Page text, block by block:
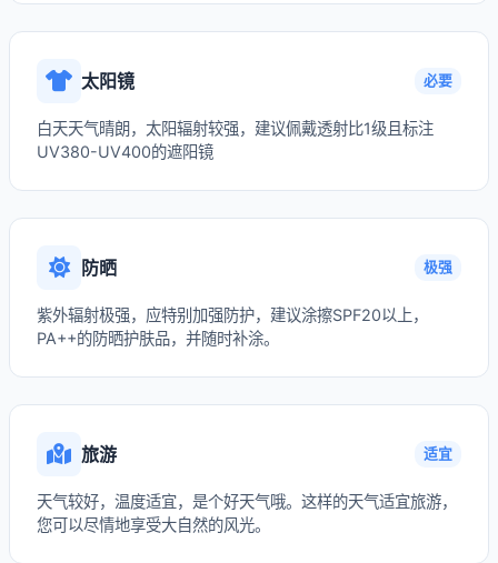
太阳镜 必要
白天天气晴朗，太阳辐射较强，建议佩戴透射比1级且标注
UV380-UV400的遮阳镜
防晒 极强
紫外辐射极强，应特别加强防护，建议涂擦SPF20以上，
PA++的防晒护肤品，并随时补涂。
旅游 适宜
天气较好，温度适宜，是个好天气哦。这样的天气适宜旅游，
您可以尽情地享受大自然的风光。